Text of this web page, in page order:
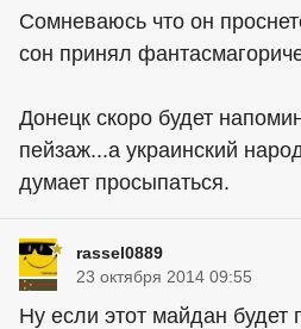
Сомневаюсь что он
сон принял
Донецк скоро будет
пейзаж...а украинский
думает просыпаться.
rassel0889
23 октября 2014 09:55
Ну если этот майдан будет